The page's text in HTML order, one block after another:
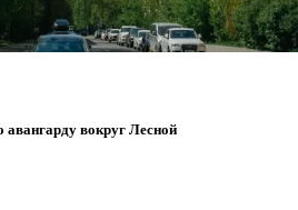
вокруг Лесной